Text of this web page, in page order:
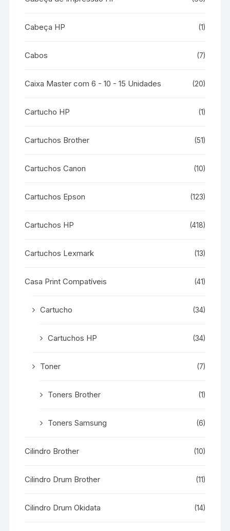
Cabeça HP (1)
Cabos (7)
Caixa Master com 6 - 10 - 15 Unidades (20)
Cartucho HP (1)
Cartuchos Brother (51)
Cartuchos Canon (10)
Cartuchos Epson (123)
Cartuchos HP (418)
Cartuchos Lexmark (13)
Casa Print Compatíveis (41)
Cartucho (34)
Cartuchos HP (34)
Toner (7)
Toners Brother (1)
Toners Samsung (6)
Cilindro Brother (10)
Cilindro Drum Brother (11)
Cilindro Drum Okidata (14)